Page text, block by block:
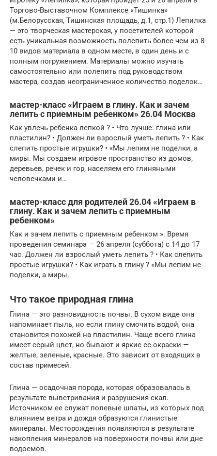
Торгово-Выставочном Комплексе «Тишинка»
(м.Белорусская, Тишинская площадь, д.1, стр.1) Лепилка
— это творческая мастерская, у посетителей которой
есть уникальная возможность полепить более чем из 8-
10 видов материала в одном месте, в один день и с
полным погружением. Материалы можно изучать
самостоятельно или полепить под руководством
мастера, создав неограниченное количество поделок…
мастер-класс «Играем в глину. Как и зачем
лепить с приемным ребенком» 26.04 Москва
Как увлечь ребенка лепкой ? • Что лучше: глина или
пластилин? • Должен ли взрослый уметь лепить ? • Как
слепить простые игрушки? • «Мы лепим не поделки, а
миры. Мы создаем игровое пространство из домов,
деревьев, речек и гор, населяем его глиняными
человечками и…
мастер-класс для родителей 26.04 «Играем в
глину. Как и зачем лепить с приемным
ребенком»
Как и зачем лепить с приемным ребенком ». Время
проведения семинара — 26 апреля (суббота) с 14 до 17
час. Должен ли взрослый уметь лепить ? • Как слепить
простые игрушки? • Как играть в глину ? «Мы лепим не
поделки, а миры.
Что такое природная глина
Глина — это разновидность почвы. В сухом виде она
напоминает пыль, но если глину смочить водой, она
становится похожей на пластилин. Чаще всего глина
имеет серый цвет, но бывают и яркие ее окраски —
желтые, зеленые, красные. Это зависит от входящих в
состав примесей.
Глина — осадочная порода, которая образовалась в
результате выветривания и разрушения скал.
Источником ее служат полевые шпаты, из которых под
влиянием ветра и дождя образуются глинистые
минералы. Месторождения появляются в результате
накопления минералов на поверхности почвы или дне
водоемов.